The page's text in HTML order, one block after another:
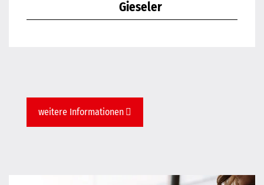
Gieseler
weitere Informationen